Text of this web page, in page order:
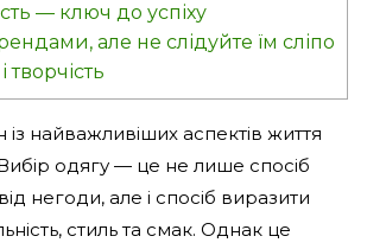
— ключ до успіху
але не слідуйте їм сліпо
творчість
найважливіших аспектів життя
одягу — це не лише спосіб
негоди, але і спосіб виразити
стиль та смак. Однак це